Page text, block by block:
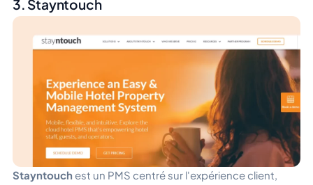
3. Stayntouch
Stayntouch est un PMS centré sur l'expérience client,